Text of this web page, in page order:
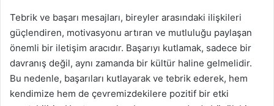
Tebrik ve başarı mesajları, bireyler arasındaki ilişkileri
güçlendiren, motivasyonu artıran ve mutluluğu paylaşan
önemli bir iletişim aracıdır. Başarıyı kutlamak, sadece bir
davranış değil, aynı zamanda bir kültür haline gelmelidir.
Bu nedenle, başarıları kutlayarak ve tebrik ederek, hem
kendimize hem de çevremizdekilere pozitif bir etki